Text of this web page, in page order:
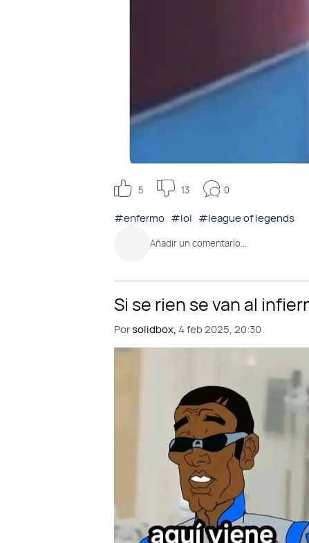
5 13 0
#enfermo #lol #league of legends
Añadir un comentario...
Porsolidbox,4 feb 2025, 20:30